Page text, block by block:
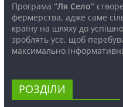
Програма “Ля Село”
фермерства, адже саме
країну на шляху до
зроблять усе, щоб
максимально
РОЗДІЛИ